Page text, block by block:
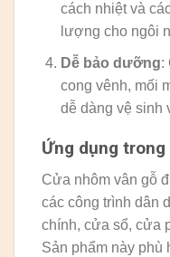
cách nhiệt và
lượng cho ngôi
Dễ bảo dưỡng:
cong vênh, mối
dễ dàng vệ sinh
Ứng dụng
Cửa nhôm vân gỗ
các công trình dân
chính, cửa sổ, cửa
Sản phẩm này phù